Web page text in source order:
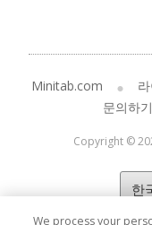
Minitab.com
문의하기
Copyright ©
We process your